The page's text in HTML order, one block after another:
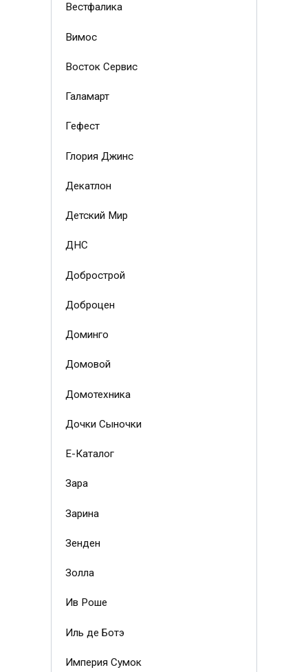
Вестфалика
Вимос
Восток Сервис
Галамарт
Гефест
Глория Джинс
Декатлон
Детский Мир
ДНС
Добрострой
Доброцен
Доминго
Домовой
Домотехника
Дочки Сыночки
Е-Каталог
Зара
Зарина
Зенден
Золла
Ив Роше
Иль де Ботэ
Империя Сумок